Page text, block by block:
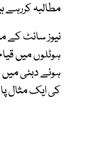
مطالبہ کررہے
نیوز سائٹ کے
ہوئے دبئی
کی ایک مثال